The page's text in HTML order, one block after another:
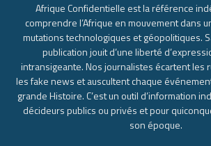
Afrique Confidentielle est la référence
comprendre l’Afrique en mouvement dans
mutations technologiques et géopolitiques.
publication jouit d’une liberté
intransigeante. Nos journalistes écartent les
les fake news et auscultent chaque
grande Histoire. C’est un outil d’information
décideurs publics ou privés et pour
son époque.